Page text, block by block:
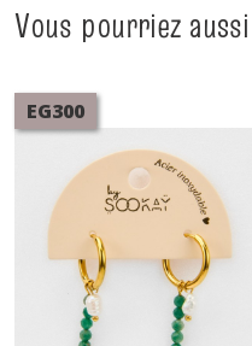
Vous pourriez
EG300